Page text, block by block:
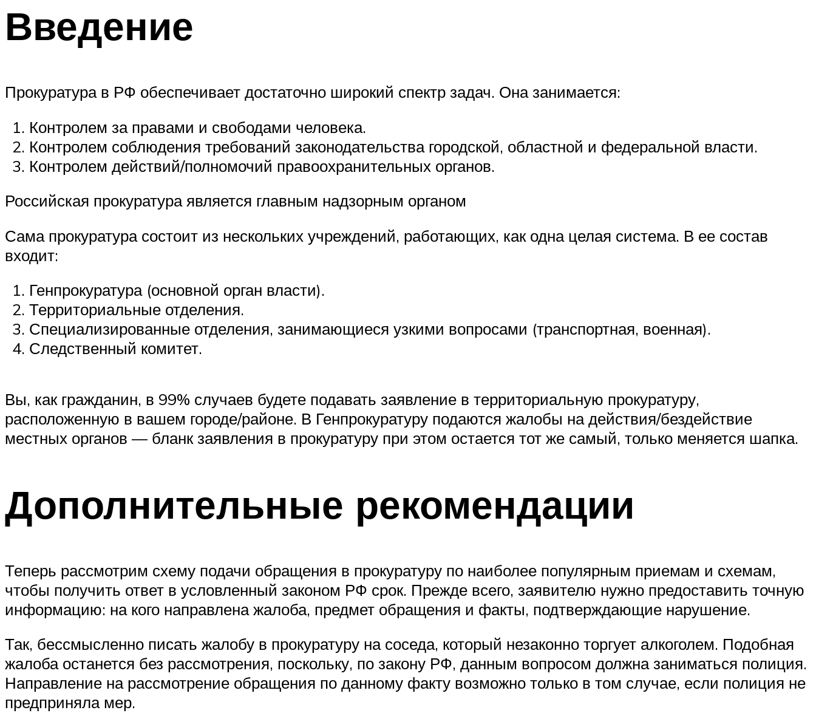
Введение
Прокуратура в РФ обеспечивает достаточно широкий спектр задач. Она занимается:
Контролем за правами и свободами человека.
Контролем соблюдения требований законодательства городской, областной и федеральной власти.
Контролем действий/полномочий правоохранительных органов.
Российская прокуратура является главным надзорным органом
Сама прокуратура состоит из нескольких учреждений, работающих, как одна целая система. В ее состав
входит:
Генпрокуратура (основной орган власти).
Территориальные отделения.
Специализированные отделения, занимающиеся узкими вопросами (транспортная, военная).
Следственный комитет.
Вы, как гражданин, в 99% случаев будете подавать заявление в территориальную прокуратуру,
расположенную в вашем городе/районе. В Генпрокуратуру подаются жалобы на действия/бездействие
местных органов — бланк заявления в прокуратуру при этом остается тот же самый, только меняется шапка.
Дополнительные рекомендации
Теперь рассмотрим схему подачи обращения в прокуратуру по наиболее популярным приемам и схемам,
чтобы получить ответ в условленный законом РФ срок. Прежде всего, заявителю нужно предоставить точную
информацию: на кого направлена жалоба, предмет обращения и факты, подтверждающие нарушение.
Так, бессмысленно писать жалобу в прокуратуру на соседа, который незаконно торгует алкоголем. Подобная
жалоба останется без рассмотрения, поскольку, по закону РФ, данным вопросом должна заниматься полиция.
Направление на рассмотрение обращения по данному факту возможно только в том случае, если полиция не
предприняла мер.